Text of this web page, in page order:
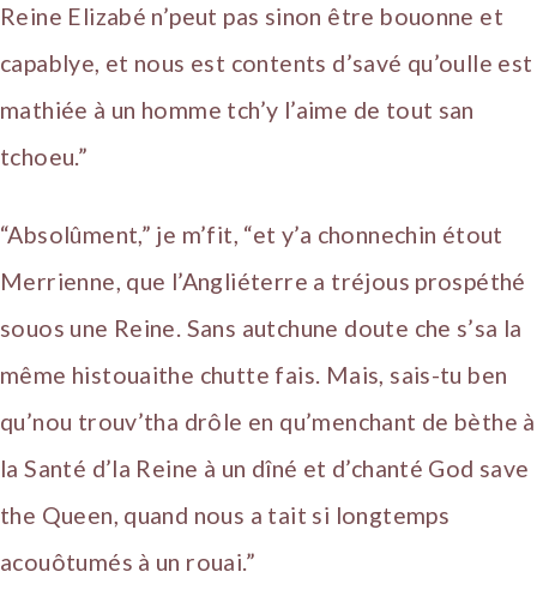
Reine Elizabé n’peut pas sinon être bouonne et
capablye, et nous est contents d’savé qu’oulle est
mathiée à un homme tch’y l’aime de tout san
tchoeu.”
“Absolûment,” je m’fit, “et y’a chonnechin étout
Merrienne, que l’Angliéterre a tréjous prospéthé
souos une Reine. Sans autchune doute che s’sa la
même histouaithe chutte fais. Mais, sais-tu ben
qu’nou trouv’tha drôle en qu’menchant de bèthe à
la Santé d’la Reine à un dîné et d’chanté God save
the Queen, quand nous a tait si longtemps
acouôtumés à un rouai.”